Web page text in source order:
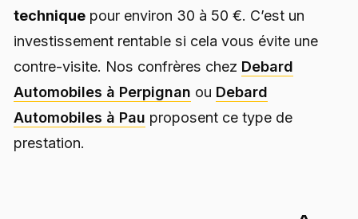
technique pour environ 30 à 50 €. C’est un
investissement rentable si cela vous évite une
contre-visite. Nos confrères chez Debard
Automobiles à Perpignan ou Debard
Automobiles à Pau proposent ce type de
prestation.